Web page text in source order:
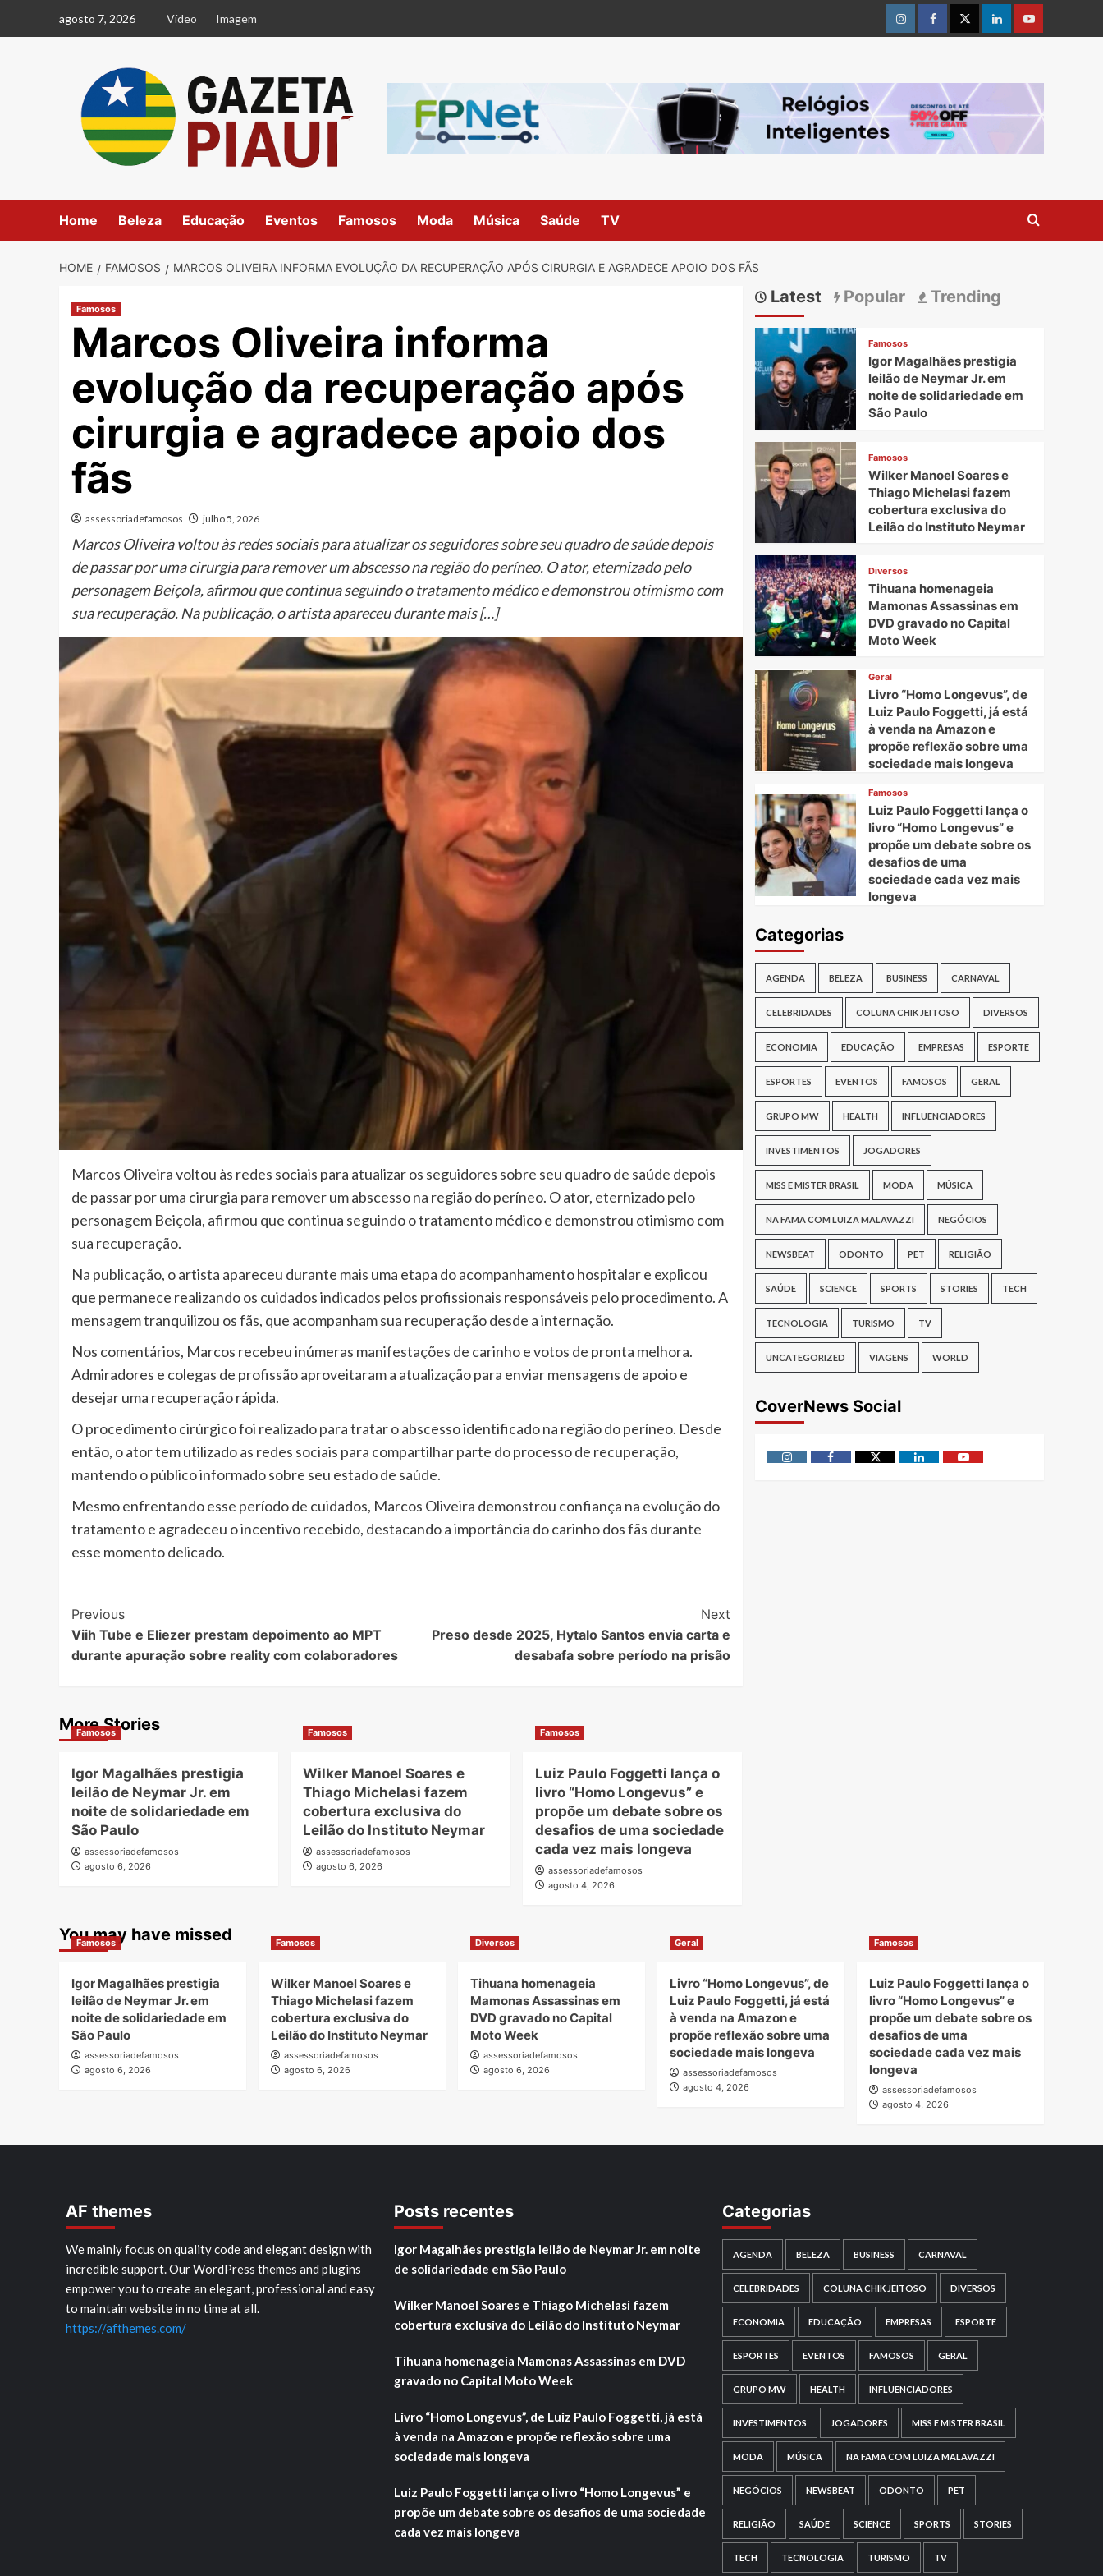
agosto 7, 2026 Vídeo Imagem
InstagramFacebookTwitterLinkedinYoutube
Home Beleza Educação Eventos Famosos Moda Música Saúde TV
HOME FAMOSOS MARCOS OLIVEIRA INFORMA EVOLUÇÃO DA RECUPERAÇÃO APÓS CIRURGIA E AGRADECE APOIO DOS FÃS
Famosos
Marcos Oliveira informa
evolução da recuperação após
cirurgia e agradece apoio dos
fãs
assessoriadefamosos julho 5, 2026
Marcos Oliveira voltou às redes sociais para atualizar os seguidores sobre seu quadro de saúde depois
de passar por uma cirurgia para remover um abscesso na região do períneo. O ator, eternizado pelo
personagem Beiçola, afirmou que continua seguindo o tratamento médico e demonstrou otimismo com
sua recuperação. Na publicação, o artista apareceu durante mais […]
Marcos Oliveira voltou às redes sociais para atualizar os seguidores sobre seu quadro de saúde depois
de passar por uma cirurgia para remover um abscesso na região do períneo. O ator, eternizado pelo
personagem Beiçola, afirmou que continua seguindo o tratamento médico e demonstrou otimismo com
sua recuperação.
Na publicação, o artista apareceu durante mais uma etapa do acompanhamento hospitalar e explicou
que permanece realizando os cuidados indicados pelos profissionais responsáveis pelo procedimento. A
mensagem tranquilizou os fãs, que acompanham sua recuperação desde a internação.
Nos comentários, Marcos recebeu inúmeras manifestações de carinho e votos de pronta melhora.
Admiradores e colegas de profissão aproveitaram a atualização para enviar mensagens de apoio e
desejar uma recuperação rápida.
O procedimento cirúrgico foi realizado para tratar o abscesso identificado na região do períneo. Desde
então, o ator tem utilizado as redes sociais para compartilhar parte do processo de recuperação,
mantendo o público informado sobre seu estado de saúde.
Mesmo enfrentando esse período de cuidados, Marcos Oliveira demonstrou confiança na evolução do
tratamento e agradeceu o incentivo recebido, destacando a importância do carinho dos fãs durante
esse momento delicado.
Post
Navigation
Previous
Viih Tube e Eliezer prestam depoimento ao MPT
durante apuração sobre reality com colaboradores
Next
Preso desde 2025, Hytalo Santos envia carta e
desabafa sobre período na prisão
More Stories
Famosos
Igor Magalhães prestigia
leilão de Neymar Jr. em
noite de solidariedade em
São Paulo
assessoriadefamosos
agosto 6, 2026
Famosos
Wilker Manoel Soares e
Thiago Michelasi fazem
cobertura exclusiva do
Leilão do Instituto Neymar
assessoriadefamosos
agosto 6, 2026
Famosos
Luiz Paulo Foggetti lança o
livro “Homo Longevus” e
propõe um debate sobre os
desafios de uma sociedade
cada vez mais longeva
assessoriadefamosos
agosto 4, 2026
Latest Popular Trending
Famosos
Igor Magalhães prestigia
leilão de Neymar Jr. em
noite de solidariedade em
São Paulo
Famosos
Wilker Manoel Soares e
Thiago Michelasi fazem
cobertura exclusiva do
Leilão do Instituto Neymar
Diversos
Tihuana homenageia
Mamonas Assassinas em
DVD gravado no Capital
Moto Week
Geral
Livro “Homo Longevus”, de
Luiz Paulo Foggetti, já está
à venda na Amazon e
propõe reflexão sobre uma
sociedade mais longeva
Famosos
Luiz Paulo Foggetti lança o
livro “Homo Longevus” e
propõe um debate sobre os
desafios de uma
sociedade cada vez mais
longeva
Categorias
AGENDA BELEZA BUSINESS CARNAVAL
CELEBRIDADES COLUNA CHIK JEITOSO DIVERSOS
ECONOMIA EDUCAÇÃO EMPRESAS ESPORTE
ESPORTES EVENTOS FAMOSOS GERAL
GRUPO MW HEALTH INFLUENCIADORES
INVESTIMENTOS JOGADORES
MISS E MISTER BRASIL MODA MÚSICA
NA FAMA COM LUIZA MALAVAZZI NEGÓCIOS
NEWSBEAT ODONTO PET RELIGIÃO
SAÚDE SCIENCE SPORTS STORIES TECH
TECNOLOGIA TURISMO TV
UNCATEGORIZED VIAGENS WORLD
CoverNews Social
InstagramFacebookTwitter LinkedinYoutube
You may have missed
Famosos
Igor Magalhães prestigia
leilão de Neymar Jr. em
noite de solidariedade em
São Paulo
assessoriadefamosos
agosto 6, 2026
Famosos
Wilker Manoel Soares e
Thiago Michelasi fazem
cobertura exclusiva do
Leilão do Instituto Neymar
assessoriadefamosos
agosto 6, 2026
Diversos
Tihuana homenageia
Mamonas Assassinas em
DVD gravado no Capital
Moto Week
assessoriadefamosos
agosto 6, 2026
Geral
Livro “Homo Longevus”, de
Luiz Paulo Foggetti, já está
à venda na Amazon e
propõe reflexão sobre uma
sociedade mais longeva
assessoriadefamosos
agosto 4, 2026
Famosos
Luiz Paulo Foggetti lança o
livro “Homo Longevus” e
propõe um debate sobre os
desafios de uma
sociedade cada vez mais
longeva
assessoriadefamosos
agosto 4, 2026
AF themes
We mainly focus on quality code and elegant design with
incredible support. Our WordPress themes and plugins
empower you to create an elegant, professional and easy
to maintain website in no time at all.
https://afthemes.com/
Posts recentes
Igor Magalhães prestigia leilão de Neymar Jr. em noite
de solidariedade em São Paulo
Wilker Manoel Soares e Thiago Michelasi fazem
cobertura exclusiva do Leilão do Instituto Neymar
Tihuana homenageia Mamonas Assassinas em DVD
gravado no Capital Moto Week
Livro “Homo Longevus”, de Luiz Paulo Foggetti, já está
à venda na Amazon e propõe reflexão sobre uma
sociedade mais longeva
Luiz Paulo Foggetti lança o livro “Homo Longevus” e
propõe um debate sobre os desafios de uma sociedade
cada vez mais longeva
Categorias
AGENDA BELEZA BUSINESS CARNAVAL
CELEBRIDADES COLUNA CHIK JEITOSO DIVERSOS
ECONOMIA EDUCAÇÃO EMPRESAS ESPORTE
ESPORTES EVENTOS FAMOSOS GERAL
GRUPO MW HEALTH INFLUENCIADORES
INVESTIMENTOS JOGADORES MISS E MISTER BRASIL
MODA MÚSICA NA FAMA COM LUIZA MALAVAZZI
NEGÓCIOS NEWSBEAT ODONTO PET
RELIGIÃO SAÚDE SCIENCE SPORTS STORIES
TECH TECNOLOGIA TURISMO TV